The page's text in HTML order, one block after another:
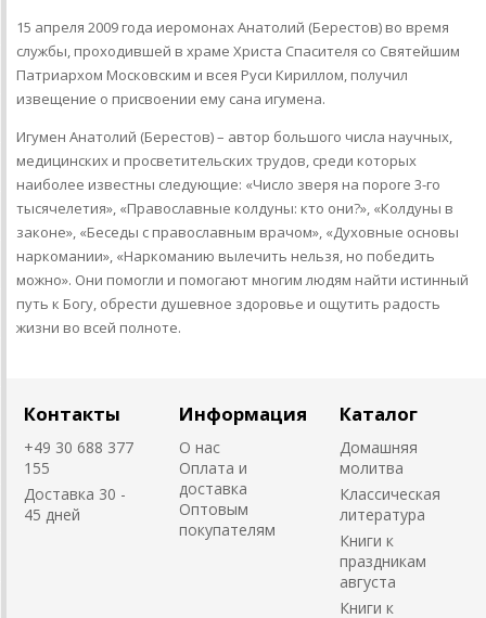
15 апреля 2009 года иеромонах Анатолий (Берестов) во время
службы, проходившей в храме Христа Спасителя со Святейшим
Патриархом Московским и всея Руси Кириллом, получил
извещение о присвоении ему сана игумена.
Игумен Анатолий (Берестов) – автор большого числа научных,
медицинских и просветительских трудов, среди которых
наиболее известны следующие: «Число зверя на пороге 3-го
тысячелетия», «Православные колдуны: кто они?», «Колдуны в
законе», «Беседы с православным врачом», «Духовные основы
наркомании», «Наркоманию вылечить нельзя, но победить
можно». Они помогли и помогают многим людям найти истинный
путь к Богу, обрести душевное здоровье и ощутить радость
жизни во всей полноте.
Контакты
+49 30 688 377
155
Доставка 30 -
45 дней
Информация
О нас
Оплата и
доставка
Оптовым
покупателям
Каталог
Домашняя
молитва
Классическая
литература
Книги к
праздникам
августа
Книги к